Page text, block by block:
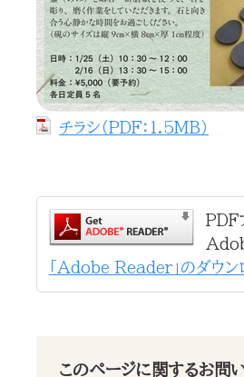
チラシ（PDF：1.5MB）
PDF
「Adobe Reader」のダウン
このページに関するお問